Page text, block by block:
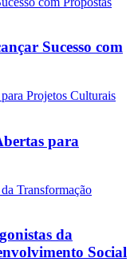
Sucesso com
para
da
Social